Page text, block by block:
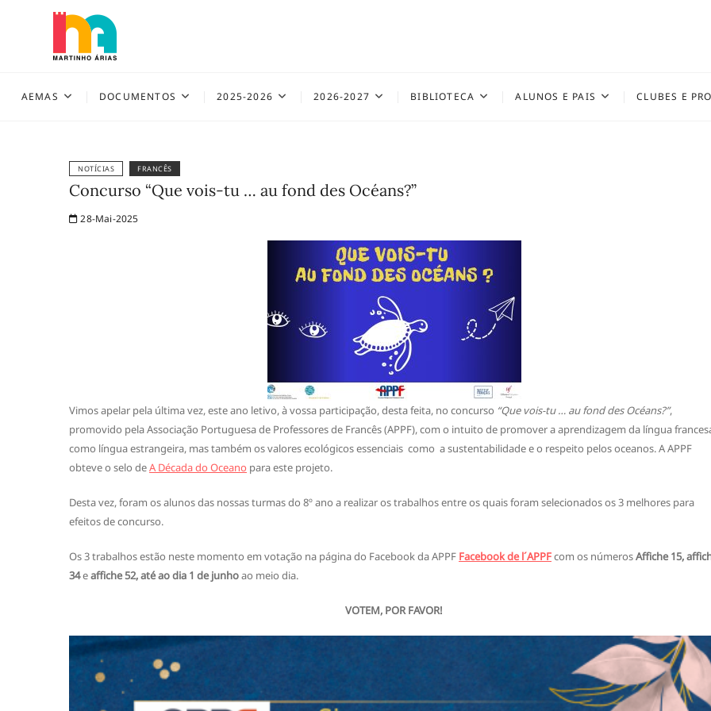
AEMAS DOCUMENTOS 2025-2026 2026-2027 BIBLIOTECA ALUNOS E PAIS CLUBES E
NOTÍCIAS FRANCÊS
Concurso “Que vois-tu … au fond des Océans?”
28-Mai-2025
Vimos apelar pela última vez, este ano letivo, à vossa participação, desta feita, no concurso “Que vois-tu … au fond des Océans?”,
promovido pela Associação Portuguesa de Professores de Francês (APPF), com o intuito de promover a aprendizagem da língua
como língua estrangeira, mas também os valores ecológicos essenciais como a sustentabilidade e o respeito pelos oceanos. A APPF
obteve o selo deA Década do Oceano para este projeto.
Desta vez, foram os alunos das nossas turmas do 8º ano a realizar os trabalhos entre os quais foram selecionados os 3 melhores para
efeitos de concurso.
Os 3 trabalhos estão neste momento em votação na página do Facebook da APPF Facebook de l´APPFcom os númerosAffiche 15,
34eaffiche 52,até ao dia 1 de junhoao meio dia.
VOTEM, POR FAVOR!